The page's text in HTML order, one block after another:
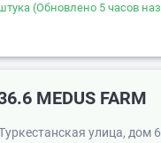
(Обновлено 5 часов
MEDUS FARM
улица, дом